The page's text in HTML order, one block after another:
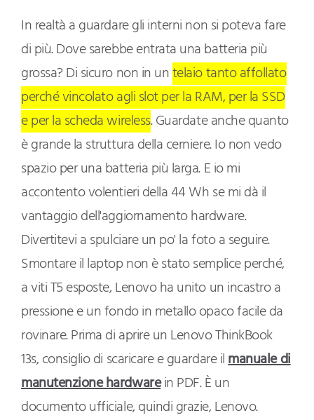
In realtà a guardare gli interni non si poteva fare
di più. Dove sarebbe entrata una batteria più
grossa? Di sicuro non in untelaio tanto affollato
perché vincolato agli slot per la RAM, per la SSD
e per la scheda wireless. Guardate anche quanto
è grande la struttura della cerniere. Io non vedo
spazio per una batteria più larga. E io mi
accontento volentieri della 44 Wh se mi dà il
vantaggio dell'aggiornamento hardware.
Divertitevi a spulciare un po' la foto a seguire.
Smontare il laptop non è stato semplice perché,
a viti T5 esposte, Lenovo ha unito un incastro a
pressione e un fondo in metallo opaco facile da
rovinare. Prima di aprire un Lenovo ThinkBook
13s, consiglio di scaricare e guardare ilmanuale di
manutenzione hardwarein PDF. È un
documento ufficiale, quindi grazie, Lenovo.